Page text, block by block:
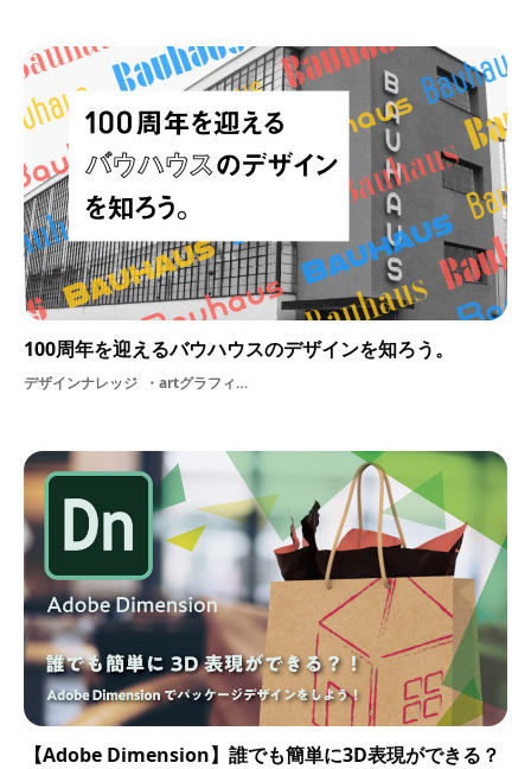
100周年を迎えるバウハウスのデザインを知ろう。
デザインナレッジ artグラフィックデザインデザイン史ドイツ学校教育デザイン近代デザイン歴史バウハウスグラフィック
【Adobe Dimension】誰でも簡単に3D表現ができる？